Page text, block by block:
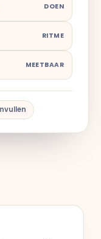
DOEN
RITME
MEETBAAR